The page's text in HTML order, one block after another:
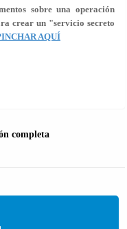
sobre una operación
crear un "servicio secreto
AQUÍ
completa